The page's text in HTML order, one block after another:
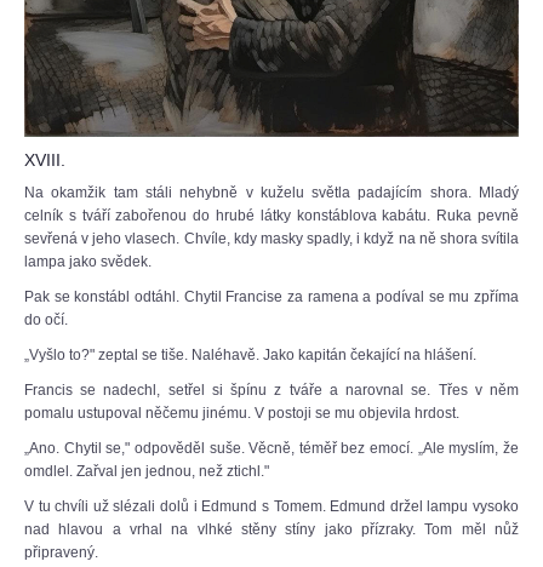
XVIII.
Na okamžik tam stáli nehybně v kuželu světla padajícím shora. Mladý
celník s tváří zabořenou do hrubé látky konstáblova kabátu. Ruka pevně
sevřená v jeho vlasech. Chvíle, kdy masky spadly, i když na ně shora svítila
lampa jako svědek.
Pak se konstábl odtáhl. Chytil Francise za ramena a podíval se mu zpříma
do očí.
„Vyšlo to?" zeptal se tiše. Naléhavě. Jako kapitán čekající na hlášení.
Francis se nadechl, setřel si špínu z tváře a narovnal se. Třes v něm
pomalu ustupoval něčemu jinému. V postoji se mu objevila hrdost.
„Ano. Chytil se," odpověděl suše. Věcně, téměř bez emocí. „Ale myslím, že
omdlel. Zařval jen jednou, než ztichl."
V tu chvíli už slézali dolů i Edmund s Tomem. Edmund držel lampu vysoko
nad hlavou a vrhal na vlhké stěny stíny jako přízraky. Tom měl nůž
připravený.